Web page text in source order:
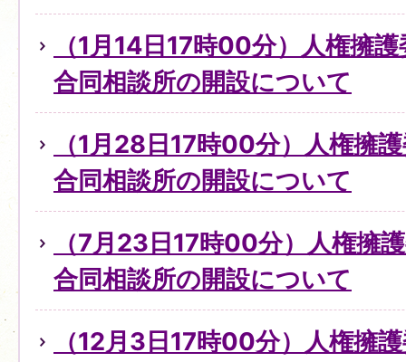
（1月14日17時00分）人権擁
合同相談所の開設について
（1月28日17時00分）人権擁
合同相談所の開設について
（7月23日17時00分）人権擁
合同相談所の開設について
（12月3日17時00分）人権擁